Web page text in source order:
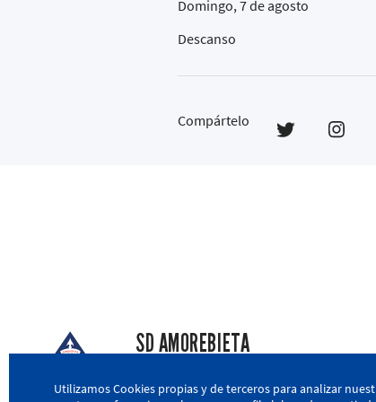
Domingo, 7 de agosto
Descanso
Compártelo
SD AMOREBIETA
Utilizamos Cookies propias y de terceros para analizar